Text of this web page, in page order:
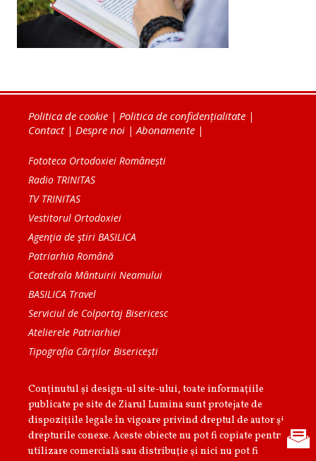
Politica de cookie | Politica de confidențialitate |
Contact| Despre noi |Abonamente |
Fototeca Ortodoxiei Românești
Radio TRINITAS
TV TRINITAS
Vestitorul Ortodoxiei
Agenţia de ştiri BASILICA
Patriarhia Română
Catedrala Mântuirii Neamului
BASILICA Travel
Serviciul de Colportaj Bisericesc
Atelierele Patriarhiei
Tipografia Cărţilor Bisericeşti
Conținutul și design-ul site-ului, toate informaţiile
publicate pe site de Ziarul Lumina sunt protejate de
dispoziţiile legale în vigoare privind dreptul de autor şi
drepturile conexe. Aceste obiecte nu pot fi copiate pentru
utilizare comercială sau distribuţie şi nici nu pot fi